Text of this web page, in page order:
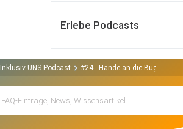
Erlebe Podcasts
Inklusiv UNS Podcast #24 - Hände an die Bügel!